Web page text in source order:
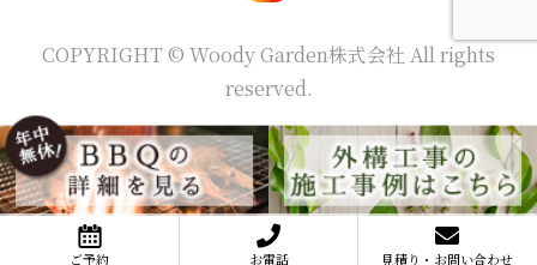
COPYRIGHT © Woody Garden株式会社 All rights
reserved.
ご予約 お電話 見積り・お問い合わせ